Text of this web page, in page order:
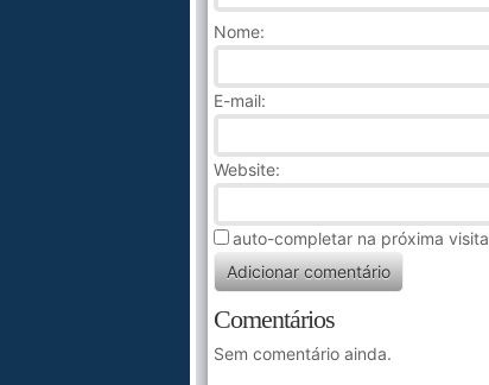
Nome:
E-mail:
Website:
auto-completar na próxima visita
Comentários
Sem comentário ainda.